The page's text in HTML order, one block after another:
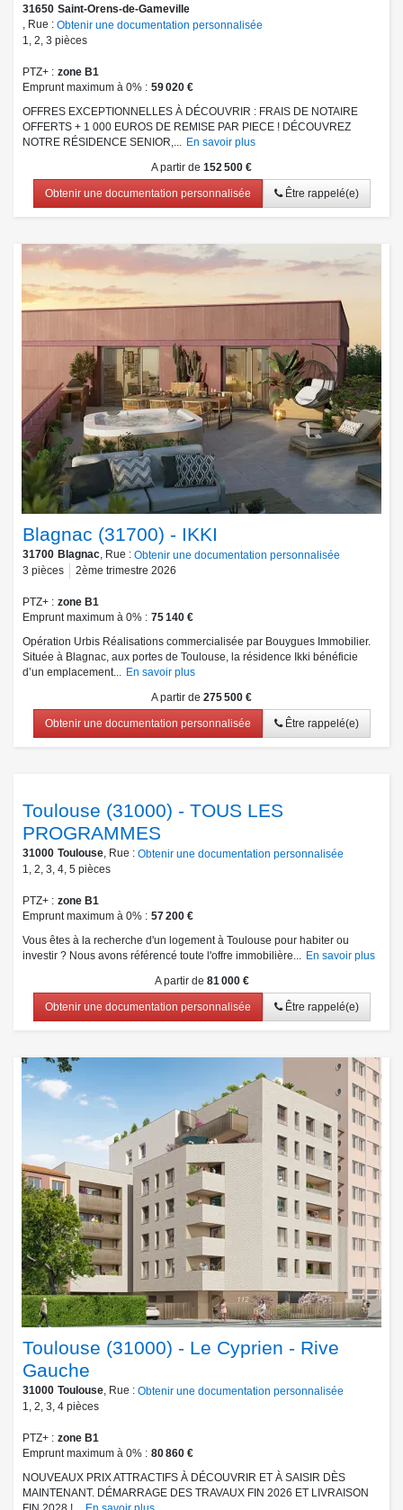
31650 Saint-Orens-de-Gameville
, Rue : Obtenir une documentation personnalisée
1
2 3 pièces
PTZ+
zone B1
Emprunt maximum à 0%
59 020 €
OFFRES EXCEPTIONNELLES À DÉCOUVRIR : FRAIS DE NOTAIRE
OFFERTS + 1 000 EUROS DE REMISE PAR PIECE ! DÉCOUVREZ
NOTRE RÉSIDENCE SENIOR,...
En savoir plus
A partir de 152 500 €
Obtenir une documentation personnalisée Être rappelé(e)
Blagnac (31700) - IKKI
31700 Blagnac , Rue : Obtenir une documentation personnalisée
3 pièces 2ème trimestre 2026
PTZ+
zone B1
Emprunt maximum à 0%
75 140 €
Opération Urbis Réalisations commercialisée par Bouygues Immobilier.
Située à Blagnac, aux portes de Toulouse, la résidence Ikki bénéficie
d’un emplacement...
En savoir plus
A partir de 275 500 €
Obtenir une documentation personnalisée Être rappelé(e)
Toulouse (31000) - TOUS LES
PROGRAMMES
31000 Toulouse , Rue : Obtenir une documentation personnalisée
1
2 3 4 5 pièces
PTZ+
zone B1
Emprunt maximum à 0%
57 200 €
Vous êtes à la recherche d'un logement à Toulouse pour habiter ou
investir ? Nous avons référencé toute l'offre immobilière...
En savoir plus
A partir de 81 000 €
Obtenir une documentation personnalisée Être rappelé(e)
Toulouse (31000) - Le Cyprien - Rive
Gauche
31000 Toulouse , Rue : Obtenir une documentation personnalisée
1
2 3 4 pièces
PTZ+
zone B1
Emprunt maximum à 0%
80 860 €
NOUVEAUX PRIX ATTRACTIFS À DÉCOUVRIR ET À SAISIR DÈS
MAINTENANT. DÉMARRAGE DES TRAVAUX FIN 2026 ET LIVRAISON